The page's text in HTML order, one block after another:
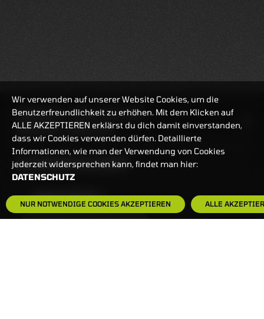
BANKEINSTELLUNGEN
HÄUFIG GESUCHT:
HANDELSZEIT
MO-FR: 7:30-23 UHR
ZERTIFIKATE
8:00-22 UHR
Wir verwenden auf unserer Website Cookies, um die
Benutzerfreundlichkeit zu erhöhen. Mit dem Klicken auf
ALLE AKZEPTIEREN erklärst du dich damit einverstanden,
dass wir Cookies verwenden dürfen. Detaillierte
Informationen, wie man der Verwendung von Cookies
jederzeit widersprechen kann, findet man hier:
DATENSCHUTZ
NUR NOTWENDIGE COOKIES AKZEPTIEREN ALLE